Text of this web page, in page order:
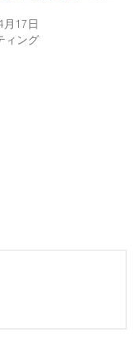
月17日
ィング